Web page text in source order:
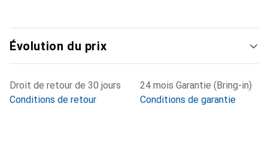
Évolution du prix
Droit de retour de 30 jours
Conditions de retour
24 mois Garantie (Bring-in)
Conditions de garantie